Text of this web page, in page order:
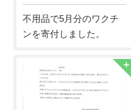
不用品で5月分のワクチ
ンを寄付しました。